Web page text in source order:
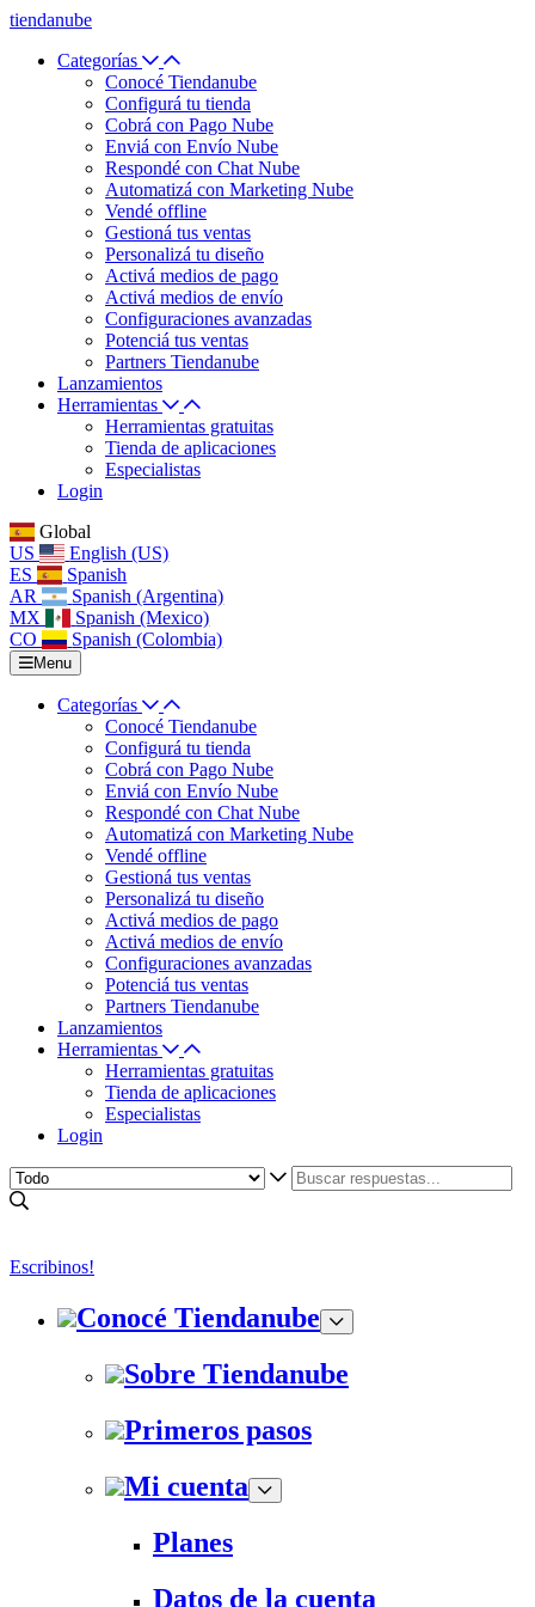
tiendanube
Categorías
Conocé Tiendanube
Configurá tu tienda
Cobrá con Pago Nube
Enviá con Envío Nube
Respondé con Chat Nube
Automatizá con Marketing Nube
Vendé offline
Gestioná tus ventas
Personalizá tu diseño
Activá medios de pago
Activá medios de envío
Configuraciones avanzadas
Potenciá tus ventas
Partners Tiendanube
Lanzamientos
Herramientas
Herramientas gratuitas
Tienda de aplicaciones
Especialistas
Login
Global
US
English (US)
ES
Spanish
AR
Spanish (Argentina)
MX
Spanish (Mexico)
CO
Spanish (Colombia)
Menu
Categorías
Conocé Tiendanube
Configurá tu tienda
Cobrá con Pago Nube
Enviá con Envío Nube
Respondé con Chat Nube
Automatizá con Marketing Nube
Vendé offline
Gestioná tus ventas
Personalizá tu diseño
Activá medios de pago
Activá medios de envío
Configuraciones avanzadas
Potenciá tus ventas
Partners Tiendanube
Lanzamientos
Herramientas
Herramientas gratuitas
Tienda de aplicaciones
Especialistas
Login
Escribinos!
Conocé Tiendanube
Sobre Tiendanube
Primeros pasos
Mi cuenta
Planes
Datos de la cuenta